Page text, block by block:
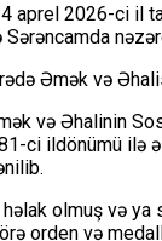
aprel 2026-ci il
Sərəncamda
Əmək və
və Əhalinin
ci ildönümü ilə
olmuş və
orden və